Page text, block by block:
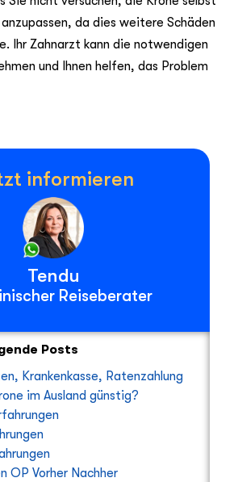
da dies weitere Schäden
Ihr Zahnarzt kann die notwendigen
und Ihnen helfen, das Problem
informieren
Tendu
Reiseberater
Posts
Krankenkasse, Ratenzahlung
im Ausland günstig?
OP Vorher Nachher